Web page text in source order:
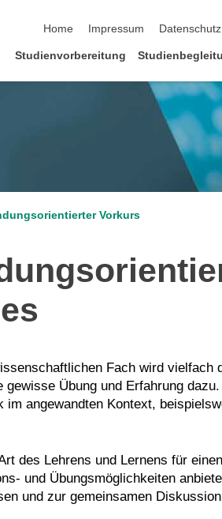
Home
Impressum Datenschutz
Studienvorbereitung
Vorkurs
Fach wird
Übung und Erfahrung
angewandten Kontext,
des Lehrens und Lernens für
und Übungsmöglichkeiten
und zur gemeinsamen